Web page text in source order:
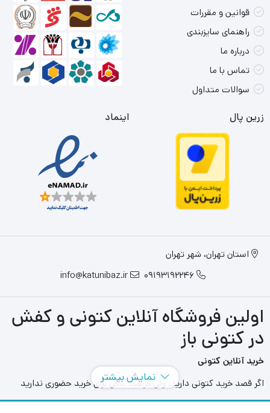
قوانین و مقررات
راهنمای سایزبندی
درباره ما
تماس با ما
سوالات متداول
زرین پال اینماد
استان تهران، شهر تهران
09193192246
info@katunibaz.ir
اولین فروشگاه آنلاین کتونی و کفش
در کتونی باز
خرید آنلاین کتونی
اگر قصد خرید کتونی دارید، ولی فرصت کافی برای خرید حضوری ندارید
نمایش بیشتر